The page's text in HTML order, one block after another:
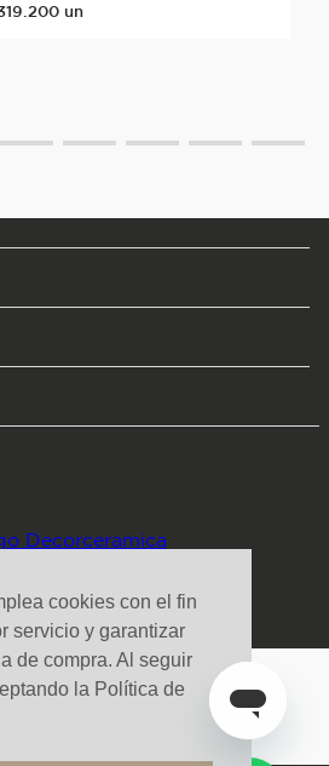
cookies con el fin
servicio y garantizar
de compra. Al seguir
la Política de
200 un
pago y sitio seguro